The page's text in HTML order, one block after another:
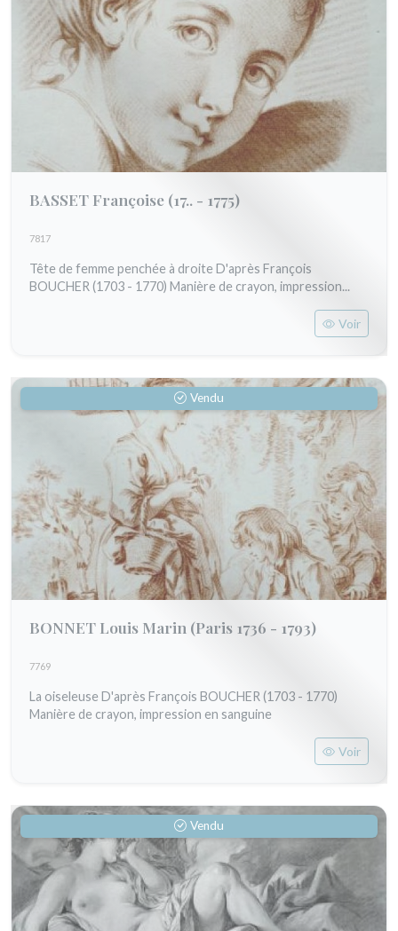
BASSET Françoise (17.. - 1775)
7817
Tête de femme penchée à droite D'après François
BOUCHER (1703 - 1770) Manière de crayon, impression...
Voir
Vendu
BONNET Louis Marin (Paris 1736 - 1793)
7769
La oiseleuse D'après François BOUCHER (1703 - 1770)
Manière de crayon, impression en sanguine
Voir
Vendu